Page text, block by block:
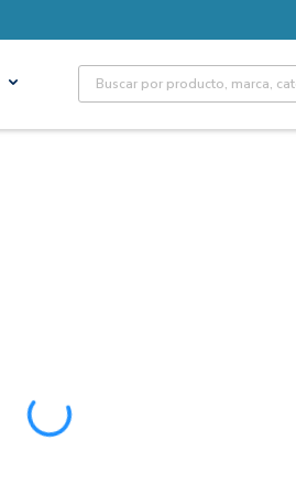
Site Search